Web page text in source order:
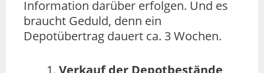
Information darüber erfolgen. Und es
braucht Geduld, denn ein
Depotübertrag dauert ca. 3 Wochen.
Verkauf der Depotbestände